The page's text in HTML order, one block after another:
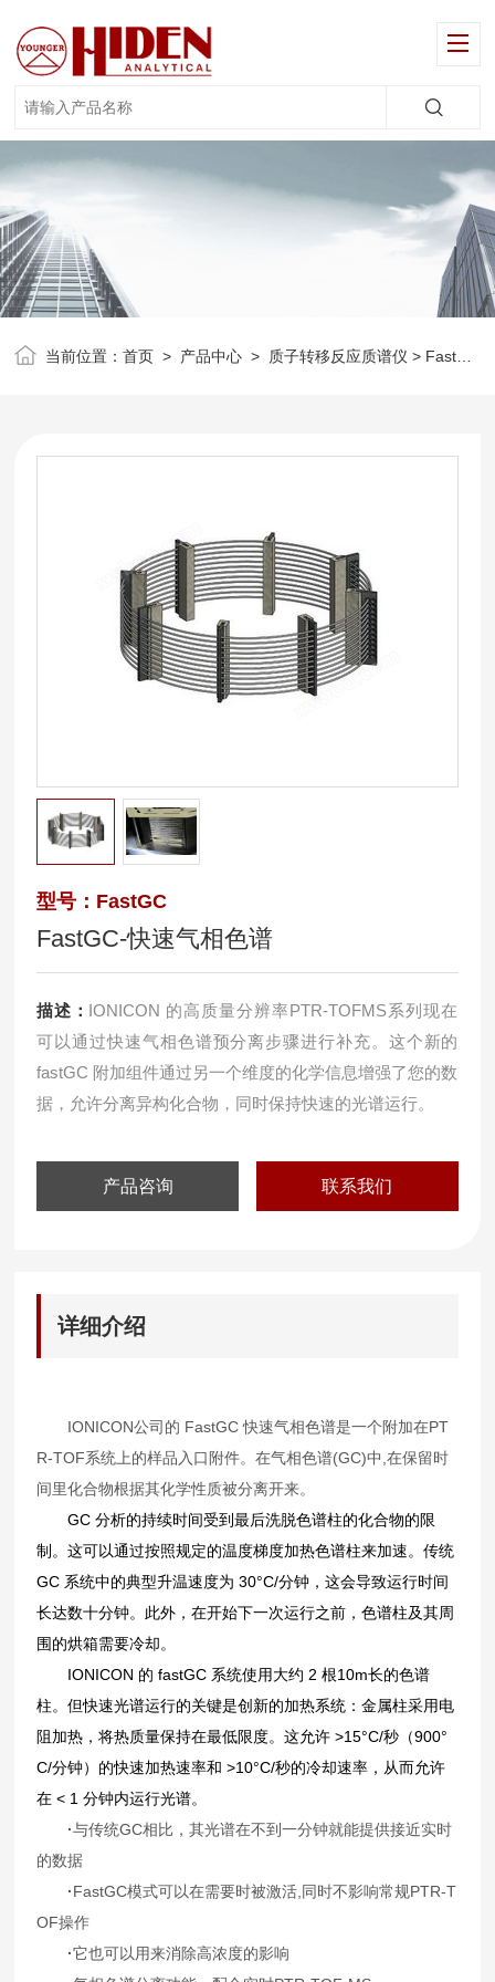
当前位置：首页 > 产品中心 > 质子转移反应质谱仪 > FastGC-快速气相色谱
型号：FastGC
FastGC-快速气相色谱
描述： IONICON 的高质量分辨率PTR-TOFMS系列现在
可以通过快速气相色谱预分离步骤进行补充。这个新的
fastGC 附加组件通过另一个维度的化学信息增强了您的数
据，允许分离异构化合物，同时保持快速的光谱运行。
产品咨询 联系我们
详细介绍
IONICON公司的 FastGC 快速气相色谱是一个附加在PT
R-TOF系统上的样品入口附件。在气相色谱(GC)中,在保留时
间里化合物根据其化学性质被分离开来。
GC 分析的持续时间受到最后洗脱色谱柱的化合物的限
制。这可以通过按照规定的温度梯度加热色谱柱来加速。传统
GC 系统中的典型升温速度为 30°C/分钟，这会导致运行时间
长达数十分钟。 此外，在开始下一次运行之前，色谱柱及其周
围的烘箱需要冷却。
IONICON 的 fastGC 系统使用大约 2 根10m长的色谱
柱。但快速光谱运行的关键是创新的加热系统：金属柱采用电
阻加热，将热质量保持在最低限度。这允许 >15°C/秒（900°
C/分钟）的快速加热速率和 >10°C/秒的冷却速率，从而允许
在 < 1 分钟内运行光谱。
·与传统GC相比，其光谱在不到一分钟就能提供接近实时
的数据
·FastGC模式可以在需要时被激活,同时不影响常规PTR-T
OF操作
·它也可以用来消除高浓度的影响